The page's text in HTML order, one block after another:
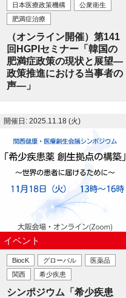
日本医療政策機構
公衆衛生
肥満症治療
（オンライン開催）第141
回HGPIセミナー「韓国の
肥満症政策の現状と展望―
政策推進における当事者の
声―」
開催日: 2025.11.18 (火)
イベント
BiocK グローバル
医薬品
関西
希少疾患
シンポジウム「希少疾患